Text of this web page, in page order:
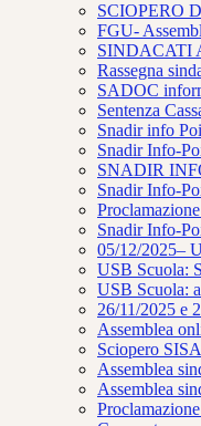
SCIOPERO
FGU-
SINDACATI
Rassegna
SADOC
Sentenza
Snadir info
Snadir Info-
SNADIR
Snadir Info-
Snadir Info-
05/12/2025–
USB Scuola:
USB Scuola:
26/11/2025 e
Assemblea
Sciopero
Assemblea
Assemblea